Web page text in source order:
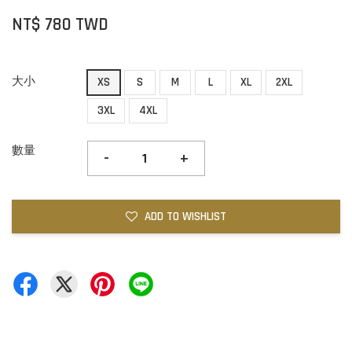
NT$ 780 TWD
大小 XS S M L XL
2XL
3XL
4XL
數量 - +
ADD TO WISHLIST